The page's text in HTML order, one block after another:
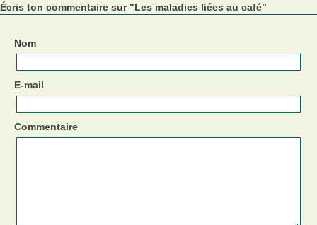
Écris ton commentaire sur "Les maladies liées au café"
Nom
E-mail
Commentaire